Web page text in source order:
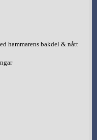
hammarens bakdel & nått